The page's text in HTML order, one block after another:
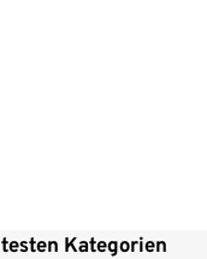
Kategorien